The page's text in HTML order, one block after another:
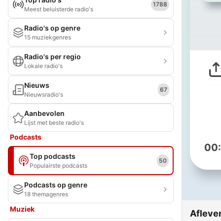
Meest beluisterde radio's
1788
Radio's op genre
15 muziekgenres
Radio's per regio
Lokale radio's
Nieuws
Nieuwsradio's
67
Aanbevolen
Lijst met beste radio's
Podcasts
Top podcasts
Populairste podcasts
50
Podcasts op genre
18 themagenres
Muziek